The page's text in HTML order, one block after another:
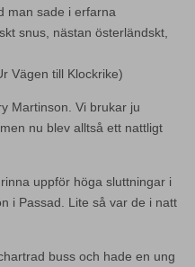
man sade i erfarna
snus, nästan österländskt,
drog.”
Vägen till Klockrike)
Martinson. Vi brukar ju
nu blev alltså ett nattligt
uppför höga sluttningar i
i Passad. Lite så var de i natt
buss och hade en ung